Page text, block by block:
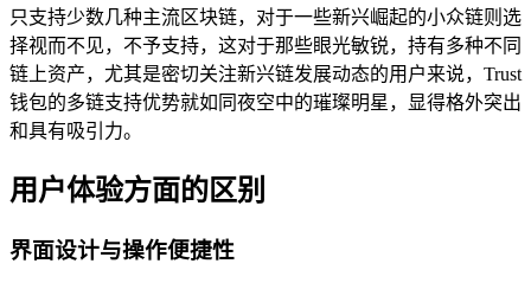
只支持少数几种主流区块链，对于一些新兴崛起的小众链则选
择视而不见，不予支持，这对于那些眼光敏锐，持有多种不同
链上资产，尤其是密切关注新兴链发展动态的用户来说，Trust
钱包的多链支持优势就如同夜空中的璀璨明星，显得格外突出
和具有吸引力。
用户体验方面的区别
界面设计与操作便捷性